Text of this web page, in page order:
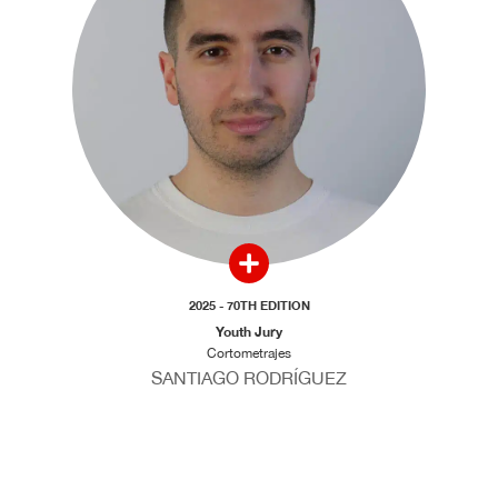
2025 - 70TH EDITION
Youth Jury
Cortometrajes
SANTIAGO RODRÍGUEZ